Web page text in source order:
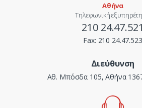
Αθήνα
Τηλεφωνική
210 24.47.521
Fax: 210 24.47.523
Διεύθυνση
Αθ. Μπόσδα 105, Αθήνα